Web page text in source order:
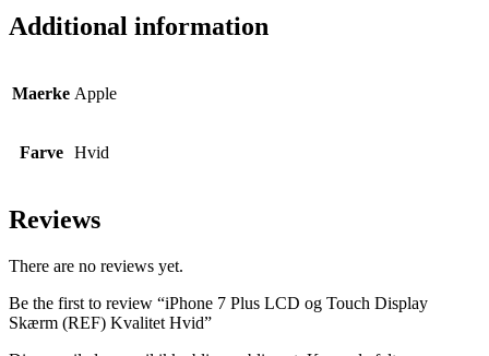
Additional information
Maerke Apple
Farve Hvid
Reviews
There are no reviews yet.
Be the first to review “iPhone 7 Plus LCD og Touch Display
Skærm (REF) Kvalitet Hvid”